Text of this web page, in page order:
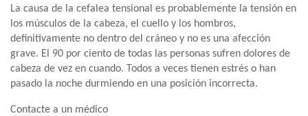
La causa de la cefalea tensional es probablemente la tensión en
los músculos de la cabeza, el cuello y los hombros,
definitivamente no dentro del cráneo y no es una afección
grave. El 90 por ciento de todas las personas sufren dolores de
cabeza de vez en cuando. Todos a veces tienen estrés o han
pasado la noche durmiendo en una posición incorrecta.
Contacte a un médico